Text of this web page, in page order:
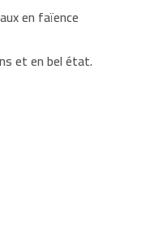
en faïence
et en bel état.